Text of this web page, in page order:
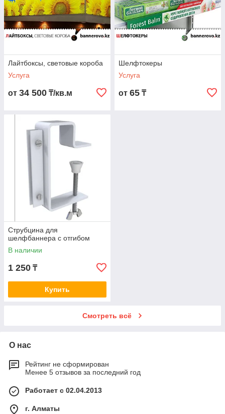
Лайтбоксы, световые короба
Услуга
от 34 500 ₸/кв.м
Шелфтокеры
Услуга
от 65 ₸
Струбцина для
шелфбаннера с отгибом
В наличии
1 250 ₸
Купить
Смотреть всё
О нас
Рейтинг не сформирован
Менее 5 отзывов за последний год
Работает с 02.04.2013
г. Алматы